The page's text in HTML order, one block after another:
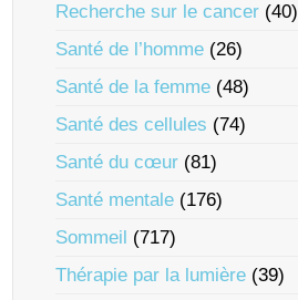
Recherche sur le cancer (40)
Santé de l’homme (26)
Santé de la femme (48)
Santé des cellules (74)
Santé du cœur (81)
Santé mentale (176)
Sommeil (717)
Thérapie par la lumière (39)